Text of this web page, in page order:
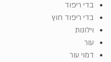
בדי ריפוד
בדי ריפוד חוץ
וילונות
עור
דמוי עור